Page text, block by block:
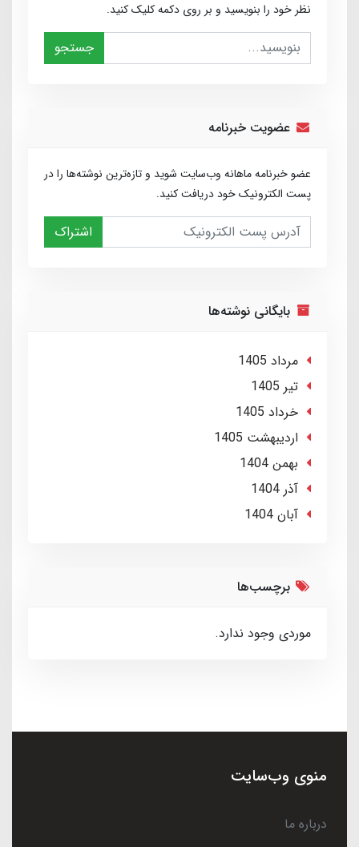
نظر خود را بنویسید و بر روی دکمه کلیک کنید.
جستجو
عضویت خبرنامه
عضو خبرنامه ماهانه وب‌سایت شوید و تازه‌ترین نوشته‌ها را در
پست الکترونیک خود دریافت کنید.
اشتراک
بایگانی نوشته‌ها
مرداد 1405
تير 1405
خرداد 1405
ارديبهشت 1405
بهمن 1404
آذر 1404
آبان 1404
برچسب‌ها
موردی وجود ندارد.
منوی وب‌سایت
درباره ما